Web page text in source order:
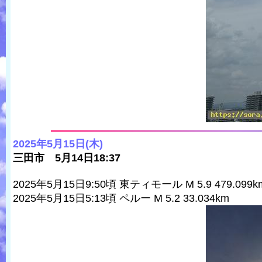
2025年5月15日(木)
三田市 5月14日18:37
2025年5月15日9:50頃 東ティモール M 5.9
2025年5月15日5:13頃 ペルー M 5.2 33.034km